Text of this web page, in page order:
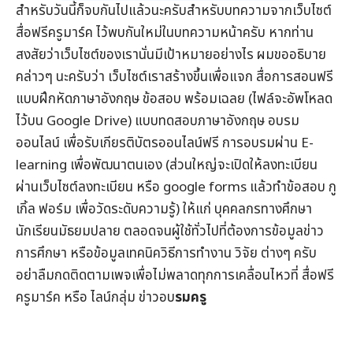
สำหรับวันนี้ก็จบกันไปแล้วนะครับสำหรับบทความจากเว็บไซต์
สื่อฟรีครูมาร์คไว้พบกันใหม่ในบทความหน้าครับ หากท่าน
สงสัยว่าเว็บไซต์ของเรานั่นมีเป้าหมายอย่างไร ผมขออธิบาย
คล่าวๆ นะครับว่า เว็บไซต์เราสร้างขึ้นเพื่อแจก สื่อการสอนฟรี
แบบฝึกหัดภาษาอังกฤษข้อสอบพร้อมเฉลย (ไฟล์จะอัพโหลด
ไว้บน Google Drive) แบบทดสอบภาษาอังกฤษอบรม
ออนไลน์ เพื่อรับเกียรติบัตรออนไลน์ฟรี การอบรมผ่าน E-
learning เพื่อพัฒนาตนเอง (ส่วนใหญ่จะเปิดให้ลงทะเบียน
ผ่านเว็บไซต์ลงทะเบียน หรือ google forms แล้วทำข้อสอบ กู
เกิ้ล ฟอร์ม เพื่อวัดระดับความรู้) ให้แก่ บุคคลกรทางศึกษา
นักเรียนมัธยมปลาย ตลอดจนผู้ใช้ทั่วไปที่ต้องการข้อมูลข่าว
การศึกษา หรือข้อมูลเทคนิควิธีการทำงาน วิจัย ต่างๆ ครับ
อย่าลืมกดติดตามเพจเพื่อไม่พลาดทุกการเคลื่อนไหวที่ สื่อฟรี
ครูมาร์ค หรือ ไลน์กลุ่มข่าวอบรมครู